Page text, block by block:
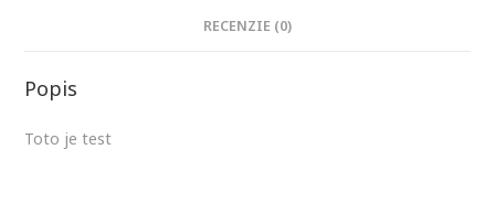
RECENZIE (0)
Popis
Toto je test